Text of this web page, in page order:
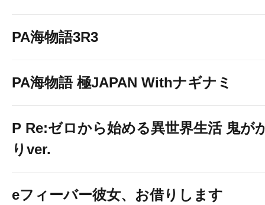
PA海物語3R3
PA海物語 極JAPAN Withナギナミ
P Re:ゼロから始める異世界生活 鬼が
りver.
eフィーバー彼女、お借りします